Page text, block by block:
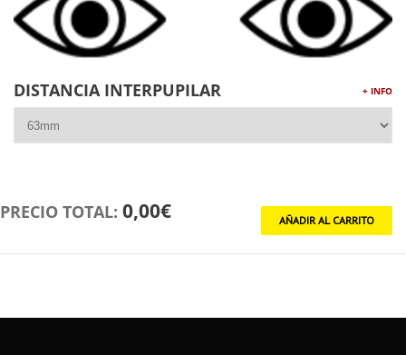
DISTANCIA INTERPUPILAR + INFO
PRECIO TOTAL: 0,00€